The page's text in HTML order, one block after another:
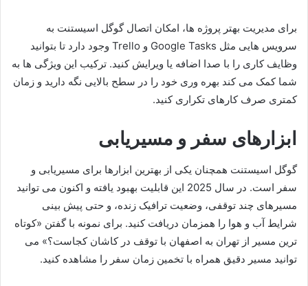
برای مدیریت بهتر پروژه ها، امکان اتصال گوگل اسیستنت به
سرویس هایی مثل Google Tasks و Trello وجود دارد تا بتوانید
وظایف کاری را با صدا اضافه یا ویرایش کنید. ترکیب این ویژگی ها به
شما کمک می کند بهره وری خود را در سطح بالایی نگه دارید و زمان
کمتری صرف کارهای تکراری کنید.
ابزارهای سفر و مسیریابی
گوگل اسیستنت همچنان یکی از بهترین ابزارها برای مسیریابی و
سفر است. در سال 2025 این قابلیت بهبود یافته و اکنون می توانید
مسیرهای چند توقفی، وضعیت ترافیک زنده، و حتی پیش بینی
شرایط آب و هوا را همزمان دریافت کنید. برای نمونه با گفتن «کوتاه
ترین مسیر از تهران به اصفهان با توقف در کاشان کجاست؟» می
توانید مسیر دقیق همراه با تخمین زمان سفر را مشاهده کنید.